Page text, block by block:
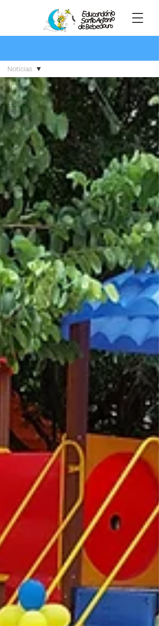
Notícias
Eventos
para
Captação
de
Recursos
Campanhas
Notícias